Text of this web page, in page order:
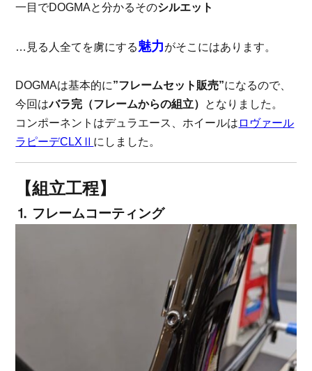
一目でDOGMAと分かるそのシルエット
…見る人全てを虜にする魅力がそこにはあります。
DOGMAは基本的に”フレームセット販売”になるので、
今回はバラ完（フレームからの組立） となりました。
コンポーネントはデュラエース、ホイールは ロヴァール
ラピーデCLXⅡ にしました。
【組立工程】
⒈ フレームコーティング